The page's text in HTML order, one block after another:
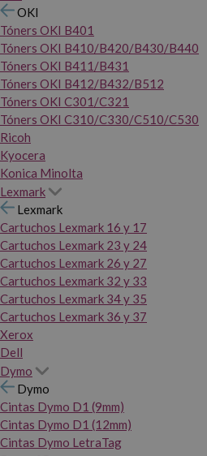
OKI
Tóners OKI B401
Tóners OKI B410/B420/B430/B440
Tóners OKI B411/B431
Tóners OKI B412/B432/B512
Tóners OKI C301/C321
Tóners OKI C310/C330/C510/C530
Ricoh
Kyocera
Konica Minolta
Lexmark
Lexmark
Cartuchos Lexmark 16 y 17
Cartuchos Lexmark 23 y 24
Cartuchos Lexmark 26 y 27
Cartuchos Lexmark 32 y 33
Cartuchos Lexmark 34 y 35
Cartuchos Lexmark 36 y 37
Xerox
Dell
Dymo
Dymo
Cintas Dymo D1 (9mm)
Cintas Dymo D1 (12mm)
Cintas Dymo LetraTag